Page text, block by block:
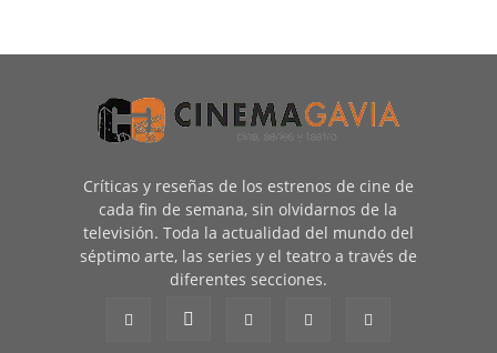
Críticas y reseñas de los estrenos de cine de
cada fin de semana, sin olvidarnos de la
televisión. Toda la actualidad del mundo del
séptimo arte, las series y el teatro a través de
diferentes secciones.